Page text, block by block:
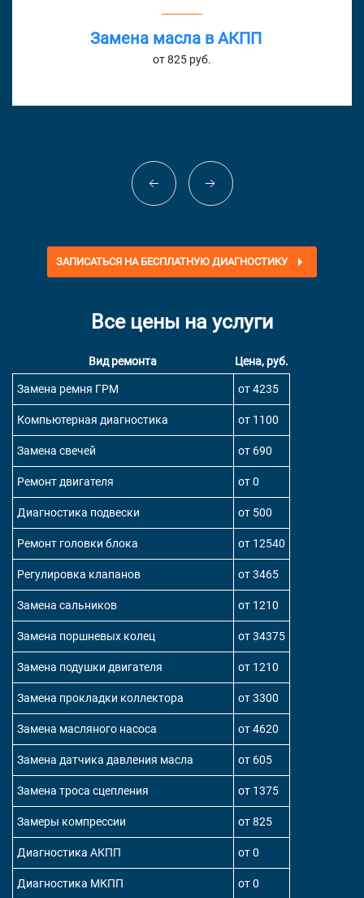
Замена масла в АКПП
от 825 руб.
ЗАПИСАТЬСЯ НА БЕСПЛАТНУЮ ДИАГНОСТИКУ
Все цены на услуги
Вид ремонта
Цена, руб.
Замена ремня ГРМ
от 4235
Компьютерная диагностика от 1100
Замена свечей от 690
Ремонт двигателя от 0
Диагностика подвески от 500
Ремонт головки блока от 12540
Регулировка клапанов от 3465
Замена сальников от 1210
Замена поршневых колец от 34375
Замена подушки двигателя от 1210
Замена прокладки коллектора от 3300
Замена масляного насоса от 4620
Замена датчика давления масла от 605
Замена троса сцепления от 1375
Замеры компрессии от 825
Диагностика АКПП от 0
Диагностика МКПП от 0